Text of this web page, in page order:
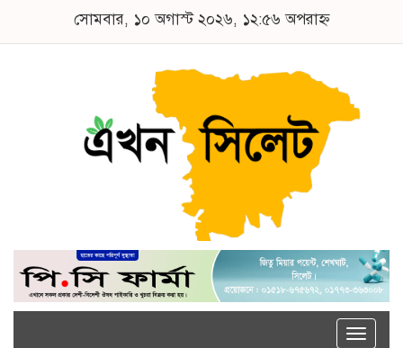
সোমবার, ১০ অগাস্ট ২০২৬, ১২:৫৬ অপরাহ্ন
Toggle